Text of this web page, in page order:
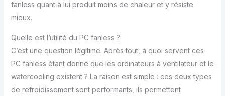
fanless quant à lui produit moins de chaleur et y résiste
mieux.
Quelle est l’utilité du PC fanless ?
C’est une question légitime. Après tout, à quoi servent ces
PC fanless étant donné que les ordinateurs à ventilateur et le
watercooling existent ? La raison est simple : ces deux types
de refroidissement sont performants, ils permettent